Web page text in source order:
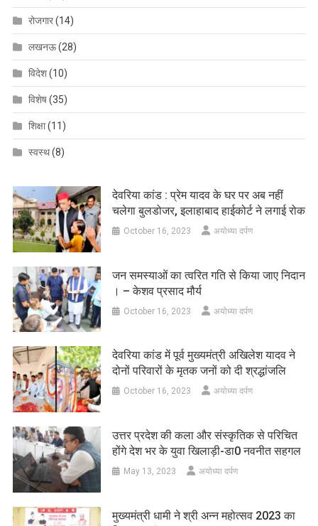
रोजगार(14)
लखनऊ(28)
विदेश(10)
विशेष(35)
शिक्षा(11)
स्वस्थ(8)
देवरिया कांड : प्रेम यादव के घर पर अब नहीं
चलेगा बुलडोजर, इलाहाबाद हाईकोर्ट ने लगाई रोक
October 16, 2023 अयोध्या दर्पण
जन समस्याओं का त्वरित गति से किया जाए निदान
। – केशव प्रसाद मौर्य
October 16, 2023 अयोध्या दर्पण
देवरिया कांड में पूर्व मुख्यमंत्री अखिलेश यादव ने
दोनों परिवारों के मृतक जनों को दी श्रद्धांजलि
October 16, 2023 अयोध्या दर्पण
उत्तर प्रदेश की कला और संस्कृतिक से परिचित
होंगे देश भर के युवा खिलाड़ी-डा0 नवनीत सहगल
May 13, 2023 अयोध्या दर्पण
मुख्यमंत्री धामी ने श्री अन्न महोत्सव 2023 का